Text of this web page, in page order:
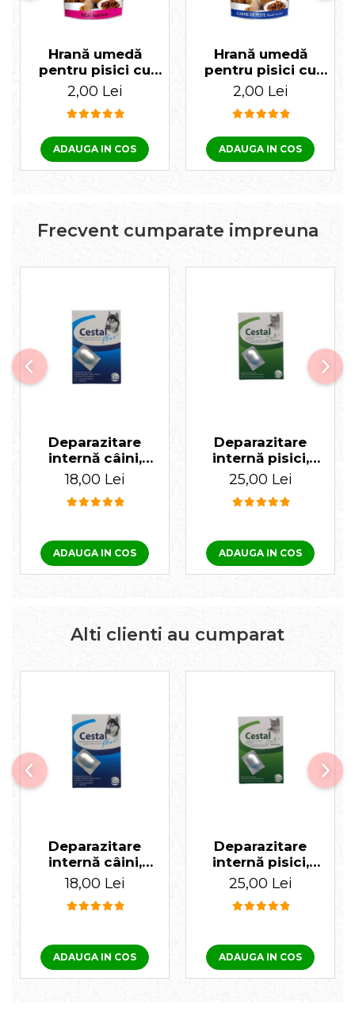
Conținut de calciu: 1 mg. Fără coloranți și aditivi
Hrană umedă
pentru pisici cu
ficat Biocat 100 gr
2,00 Lei
ADAUGA IN COS
Hrană umedă
pentru pisici cu
pește Biocat 100 gr
2,00 Lei
ADAUGA IN COS
Frecvent cumparate impreuna
Deparazitare
internă câini,
Cestal Plus 1
tabletă
18,00 Lei
ADAUGA IN COS
Deparazitare
internă pisici,
Cestal 1 tabletă
25,00 Lei
ADAUGA IN COS
Alti clienti au cumparat
Deparazitare
internă câini,
Cestal Plus 1
tabletă
18,00 Lei
ADAUGA IN COS
Deparazitare
internă pisici,
Cestal 1 tabletă
25,00 Lei
ADAUGA IN COS